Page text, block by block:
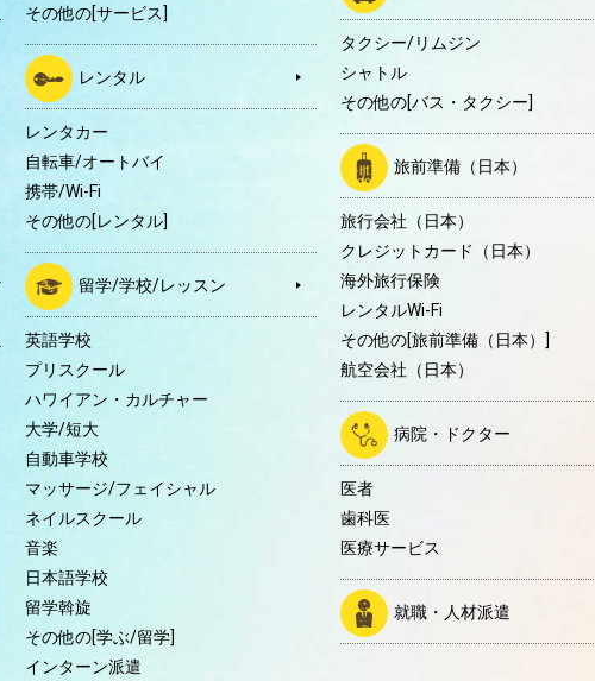
その他の[サービス]
レンタル
レンタカー
自転車/オートバイ
携帯/Wi-Fi
その他の[レンタル]
留学/学校/レッスン
英語学校
プリスクール
ハワイアン・カルチャー
大学/短大
自動車学校
マッサージ/フェイシャル
ネイルスクール
音楽
日本語学校
留学斡旋
その他の[学ぶ/留学]
インターン派遣
タクシー/リムジン
シャトル
その他の[バス・タクシー]
旅前準備（日本）
旅行会社（日本）
クレジットカード（日本）
海外旅行保険
レンタルWi-Fi
その他の[旅前準備（日本）]
航空会社（日本）
病院・ドクター
医者
歯科医
医療サービス
就職・人材派遣